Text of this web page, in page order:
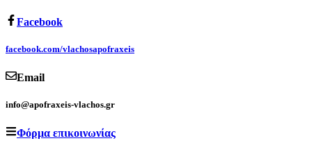
Facebook
facebook.com/vlachosapofraxeis
Email
info@apofraxeis-vlachos.gr
Φόρμα επικοινωνίας